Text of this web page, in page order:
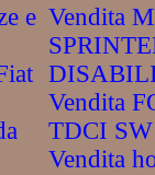
e Vendita
Vendita
TDCI
Vendita